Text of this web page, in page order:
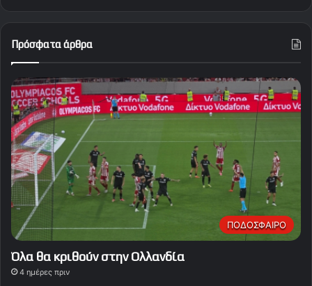
Πρόσφατα άρθρα
ΠΟΔΟΣΦΑΙΡΟ
Όλα θα κριθούν στην Ολλανδία
4 ημέρες πριν